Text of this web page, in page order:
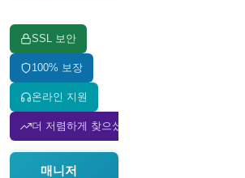
SSL 보안
100% 보장
온라인 지원
더 저렴하게 찾으셨나요? 가격 맞춰드립니다!
매니저